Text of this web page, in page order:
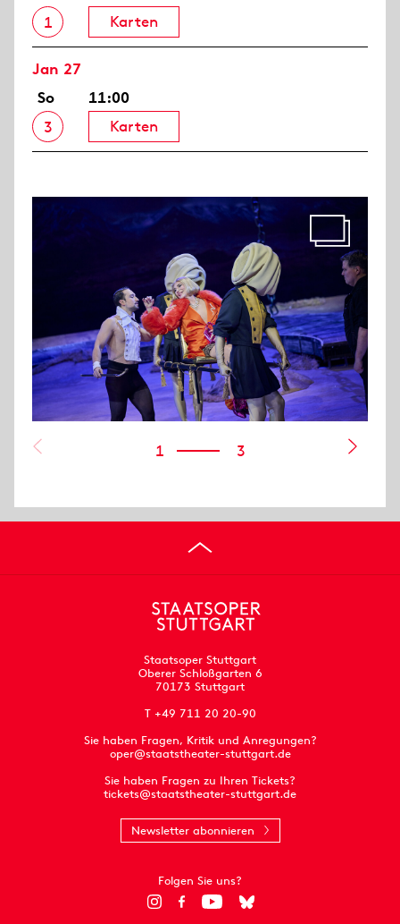
1
Karten
Jan 27
So
3
11:00
Karten
1 3
Staatsoper Stuttgart
Oberer Schloßgarten 6
70173 Stuttgart
T +49 711 20 20-90
Sie haben Fragen, Kritik und Anregungen?
oper@staatstheater-stuttgart.de
Sie haben Fragen zu Ihren Tickets?
tickets@staatstheater-stuttgart.de
Newsletter abonnieren
Folgen Sie uns?